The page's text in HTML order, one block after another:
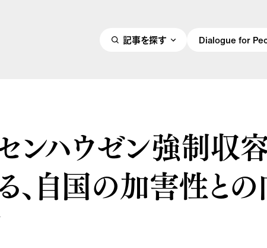
記事を探す Dialogue for
ンハウゼン強制収
、自国の加害性と